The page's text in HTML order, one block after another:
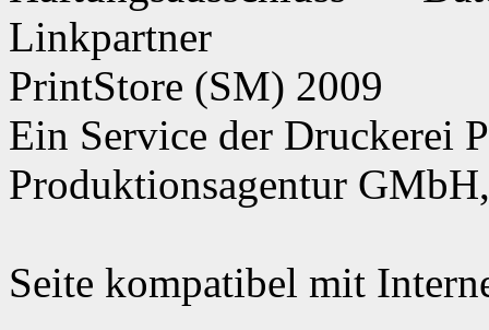
Linkpartner
PrintStore (SM) 2009
Ein Service der Druckerei
Produktionsagentur
Seite kompatibel mit